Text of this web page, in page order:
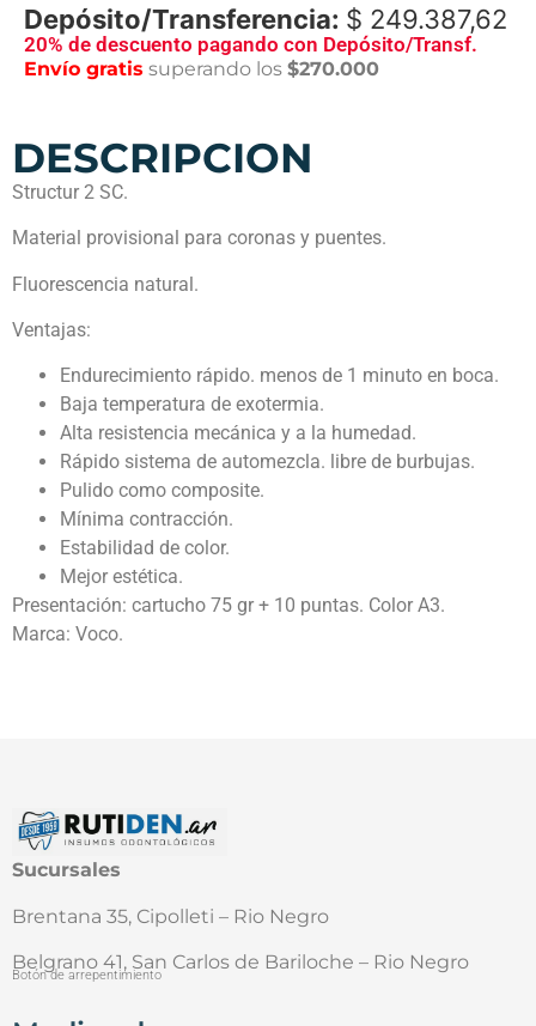
Depósito/Transferencia: $ 249.387,62
20% de descuento pagando con Depósito/Transf.
Envío gratis superando los $270.000
DESCRIPCION
Structur 2 SC.
Material provisional para coronas y puentes.
Fluorescencia natural.
Ventajas:
Endurecimiento rápido. menos de 1 minuto en boca.
Baja temperatura de exotermia.
Alta resistencia mecánica y a la humedad.
Rápido sistema de automezcla. libre de burbujas.
Pulido como composite.
Mínima contracción.
Estabilidad de color.
Mejor estética.
Presentación: cartucho 75 gr + 10 puntas. Color A3.
Marca: Voco.
Sucursales
Brentana 35, Cipolleti – Rio Negro
Belgrano 41, San Carlos de Bariloche – Rio Negro
Botón de arrepentimiento